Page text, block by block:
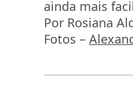
ainda mais
Por Rosiana
Fotos –